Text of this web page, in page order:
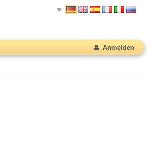
Anmelden